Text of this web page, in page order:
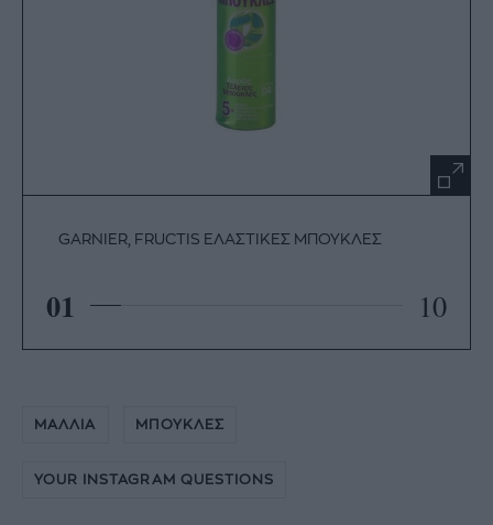
GARNIER, FRUCTIS ΕΛΑΣΤΙΚΕΣ ΜΠΟΥΚΛΕΣ
01 10
ΜΑΛΛΙΑ ΜΠΟΥΚΛΕΣ
YOUR INSTAGRAM QUESTIONS